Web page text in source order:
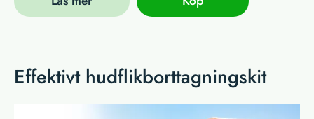
Effektivt hudflikborttagningskit